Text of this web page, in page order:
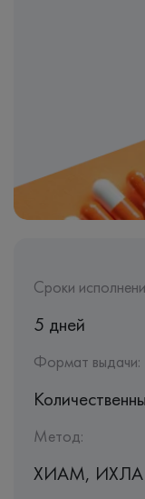
Сроки
5 дней
Формат выдачи:
Метод:
ХИАМ, ИХЛА